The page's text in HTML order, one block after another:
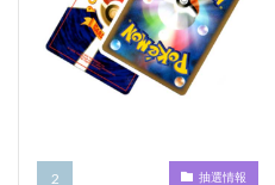
抽選情報